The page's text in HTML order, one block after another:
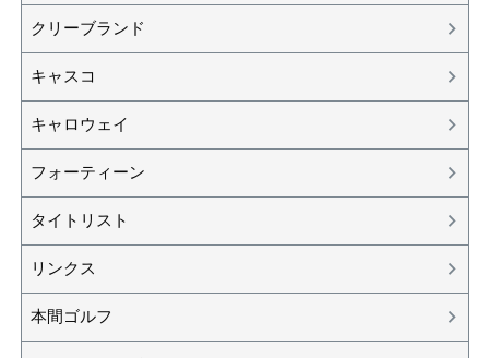
クリーブランド
キャスコ
キャロウェイ
フォーティーン
タイトリスト
リンクス
本間ゴルフ